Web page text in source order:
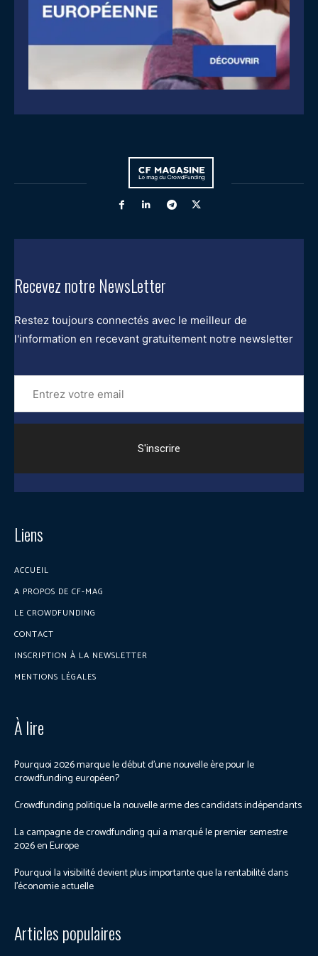
Recevez notre NewsLetter
Restez toujours connectés avec le meilleur de
l'information en recevant gratuitement notre newsletter
Entrez
votre
email
Liens
ACCUEIL
A PROPOS DE CF-MAG
LE CROWDFUNDING
CONTACT
INSCRIPTION À LA NEWSLETTER
MENTIONS LÉGALES
À lire
Pourquoi 2026 marque le début d’une nouvelle ère pour le
crowdfunding européen?
Crowdfunding politique la nouvelle arme des candidats indépendants
La campagne de crowdfunding qui a marqué le premier semestre
2026 en Europe
Pourquoi la visibilité devient plus importante que la rentabilité dans
l’économie actuelle
Articles populaires